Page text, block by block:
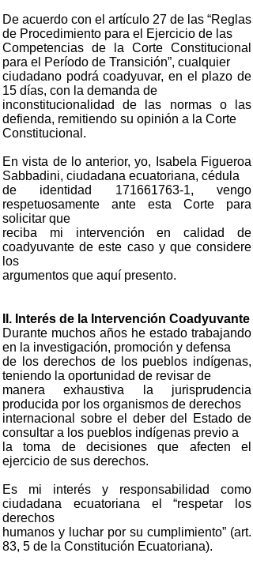
De acuerdo con el artículo 27 de las “Reglas
de Procedimiento para el Ejercicio de las
Competencias de la Corte Constitucional
para el Período de Transición”, cualquier
ciudadano podrá coadyuvar, en el plazo de
15 días, con la demanda de
inconstitucionalidad de las normas o las
defienda, remitiendo su opinión a la Corte
Constitucional.
En vista de lo anterior, yo, Isabela Figueroa
Sabbadini, ciudadana ecuatoriana, cédula
de identidad 171661763-1, vengo
respetuosamente ante esta Corte para
solicitar que
reciba mi intervención en calidad de
coadyuvante de este caso y que considere
los
argumentos que aquí presento.
II. Interés de la Intervención Coadyuvante
Durante muchos años he estado trabajando
en la investigación, promoción y defensa
de los derechos de los pueblos indígenas,
teniendo la oportunidad de revisar de
manera exhaustiva la jurisprudencia
producida por los organismos de derechos
internacional sobre el deber del Estado de
consultar a los pueblos indígenas previo a
la toma de decisiones que afecten el
ejercicio de sus derechos.
Es mi interés y responsabilidad como
ciudadana ecuatoriana el “respetar los
derechos
humanos y luchar por su cumplimiento” (art.
83, 5 de la Constitución Ecuatoriana).